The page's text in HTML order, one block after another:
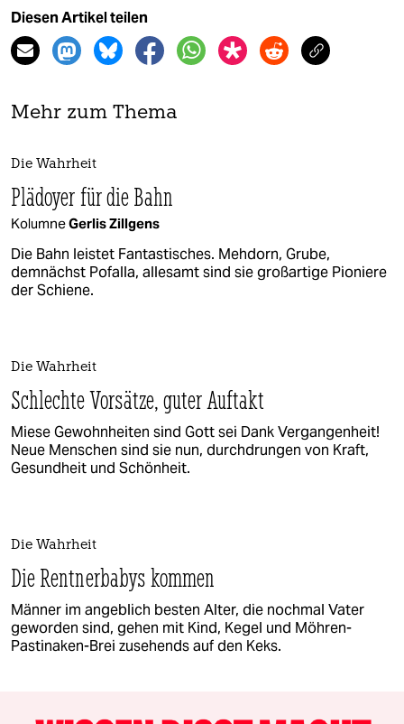
Diesen Artikel teilen
Mehr zum Thema
Die Wahrheit
Plädoyer für die Bahn
KolumneGerlis Zillgens
Die Bahn leistet Fantastisches. Mehdorn, Grube,
demnächst Pofalla, allesamt sind sie großartige Pioniere
der Schiene.
Die Wahrheit
Schlechte Vorsätze, guter Auftakt
Miese Gewohnheiten sind Gott sei Dank Vergangenheit!
Neue Menschen sind sie nun, durchdrungen von Kraft,
Gesundheit und Schönheit.
Die Wahrheit
Die Rentnerbabys kommen
Männer im angeblich besten Alter, die nochmal Vater
geworden sind, gehen mit Kind, Kegel und Möhren-
Pastinaken-Brei zusehends auf den Keks.